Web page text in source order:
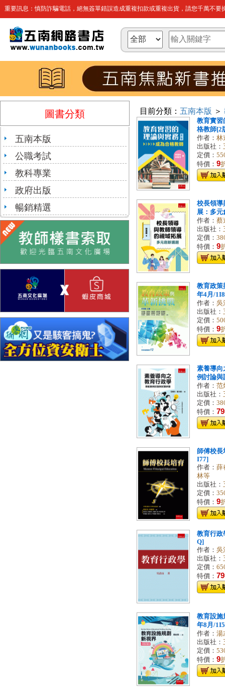
重要訊息：慎防詐騙電話，絕無簽單錯誤造成重複扣款或重複出貨，請您千萬不要
圖書分類
五南本版
公職考試
教科專業
政府出版
暢銷精選
目前分類： 五南本版 ＞
教育實習
格教師[2
作者： 林
出版社：
定價：
特價： 9
校長領導
展：多元
作者： 蔡
出版社：
定價：
特價： 9
教育政策
年4月/
作者： 吳
出版社：
定價：
特價： 9
素養導向
例討論與
作者： 范
出版社：
定價：
特價： 79
師傅校
I77]
作者： 薛
林等
出版社：
定價：
特價： 9
教育行政
Q]
作者： 吳
出版社：
定價：
特價： 79
教育設施
年8月/
作者： 湯
出版社：
定價：
特價： 9